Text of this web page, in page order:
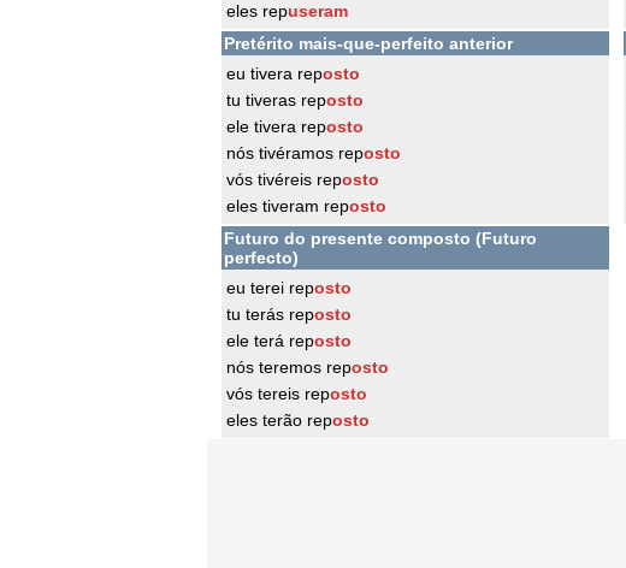
eles repuseram
Pretérito mais-que-perfeito anterior
eu tivera reposto
tu tiveras reposto
ele tivera reposto
nós tivéramos reposto
vós tivéreis reposto
eles tiveram reposto
Futuro do presente composto (Futuro
perfecto)
eu terei reposto
tu terás reposto
ele terá reposto
nós teremos reposto
vós tereis reposto
eles terão reposto